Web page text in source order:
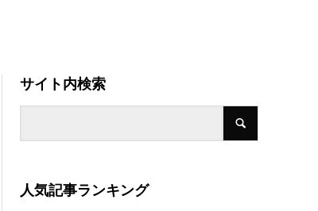
サイト内検索
人気記事ランキング